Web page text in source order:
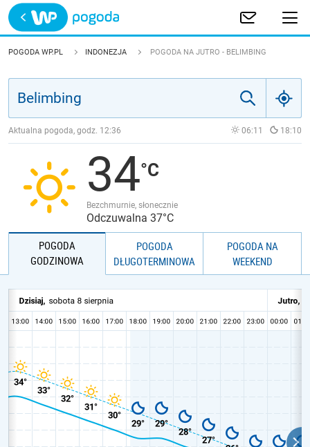
Trwa ładowanie
POLSKA
JAKOŚĆ POWIETRZA
POGODA WP.PL INDONEZJA POGODA NA JUTRO - BELIMBING
Aktualna pogoda, godz. 12:36 06:11 18:10
34
Bezchmurnie, słonecznie
Odczuwalna 37°C
POGODA
GODZINOWA
POGODA
DŁUGOTERMINOWA
POGODA NA
WEEKEND